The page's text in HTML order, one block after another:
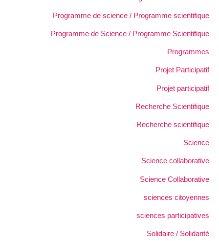
Programme de science / Programme scientifique
Programme de Science / Programme Scientifique
Programmes
Projet Participatif
Projet participatif
Recherche Scientifique
Recherche scientifique
Science
Science collaborative
Science Collaborative
sciences citoyennes
sciences participatives
Solidaire / Solidarité